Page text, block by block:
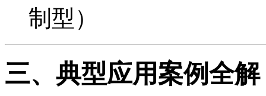
制型）
三、典型应用案例全解